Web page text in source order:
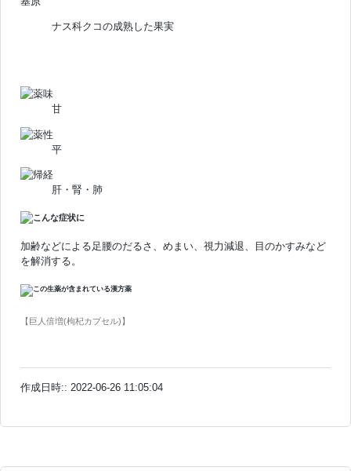
ナス科クコの成熟した果実
甘
平
肝・腎・肺
加齢などによる足腰のだるさ、めまい、視力減退、目のかすみなど
を解消する。
【巨人倍増(枸杞カプセル)】
作成日時:: 2022-06-26 11:05:04